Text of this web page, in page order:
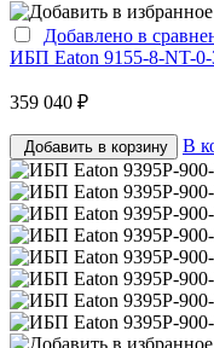
Добавлено в
ИБП Eaton 9155-8-NT-
359 040 ₽
Добавить в корзину В